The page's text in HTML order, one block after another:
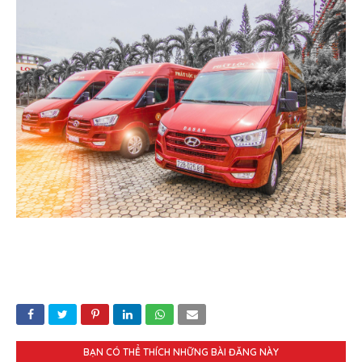
BẠN CÓ THỂ THÍCH NHỮNG BÀI ĐĂNG NÀY